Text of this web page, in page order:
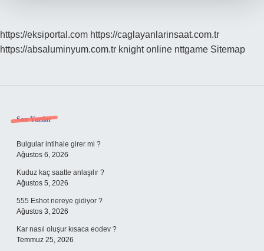
https://eksiportal.com https://caglayanlarinsaat.com.tr
https://absaluminyum.com.tr knight online nttgame Sitemap
Sidebar
Son Yazılar
Bulgular intihale girer mi ?
Ağustos 6, 2026
Kuduz kaç saatte anlaşılır ?
Ağustos 5, 2026
555 Eshot nereye gidiyor ?
Ağustos 3, 2026
Kar nasıl oluşur kısaca eodev ?
Temmuz 25, 2026